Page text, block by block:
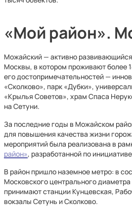
«Мой район».
Можайский — активно
Москвы, в котором проживают более
его достопримечательностей —
«Сколково», парк «Дубки»,
«Крылья Советов», храм Спаса
на Сетуни.
За последние годы в Можайском
для повышения качества жизни
мероприятий была реализована в
район», разработанной по
В район пришло наземное метро: в
Московского центрального
принимают станции Кунцевская,
вокзалы Сетунь и Сколково.